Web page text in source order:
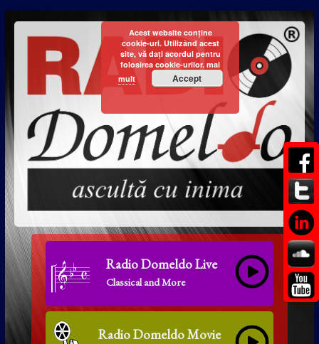
Radio Domeldo Live
Classical and More
Radio Domeldo Movie
Acest website conține
cookie-uri. Utilizând acest
site, vă dați acordul pentru
folosirea cookie-urilor. mai
mult
Accept